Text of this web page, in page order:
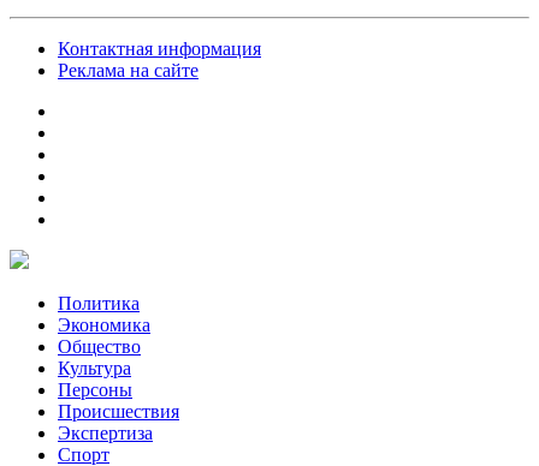
Контактная информация
Реклама на сайте
Политика
Экономика
Общество
Культура
Персоны
Происшествия
Экспертиза
Спорт